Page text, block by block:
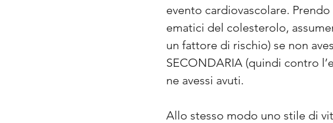
evento cardiovascolare.
ematici del colesterolo,
un fattore di rischio) se non
SECONDARIA (quindi contro
ne avessi avuti.
Allo stesso modo uno stile di